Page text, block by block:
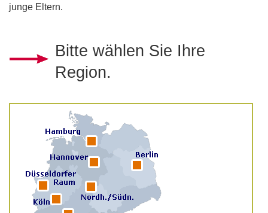
junge Eltern.
Bitte wählen Sie Ihre
Region.